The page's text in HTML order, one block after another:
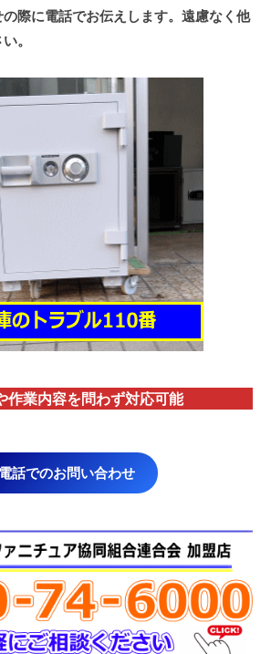
際に電話でお伝えします。遠慮なく他
。
作業内容を問わず対応可能
電話でのお問い合わせ